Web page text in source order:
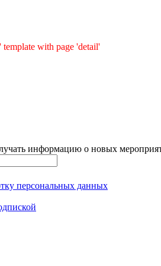
with page 'detail'
информацию о новых
персональных данных